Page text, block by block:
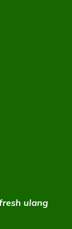
ulang